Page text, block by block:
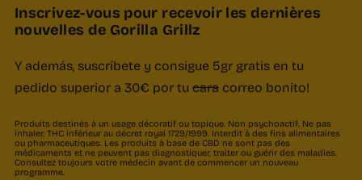
Inscrivez-vous pour recevoir les dernières
nouvelles de Gorilla Grillz
Y además, suscríbete y consigue 5gr gratis en tu
pedido superior a 30€ por tu cara correo bonito!
Produits destinés à un usage décoratif ou topique. Non psychoactif. Ne pas
inhaler. THC inférieur au décret royal 1729/1999. Interdit à des fins alimentaires
ou pharmaceutiques. Les produits à base de CBD ne sont pas des
médicaments et ne peuvent pas diagnostiquer, traiter ou guérir des maladies.
Consultez toujours votre médecin avant de commencer un nouveau
programme.